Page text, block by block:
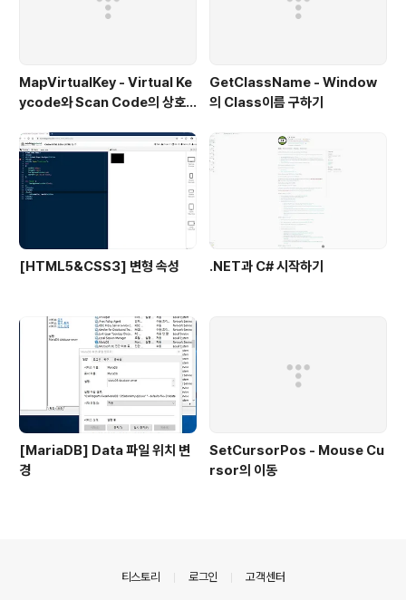
MapVirtualKey - Virtual Ke
ycode와 Scan Code의 상호
GetClassName - Window
의 Class이름 구하기
[HTML5&CSS3] 변형 속성 .NET과 C# 시작하기
[MariaDB] Data 파일 위치 변
경
SetCursorPos - Mouse Cu
rsor의 이동
티스토리 로그인 고객센터